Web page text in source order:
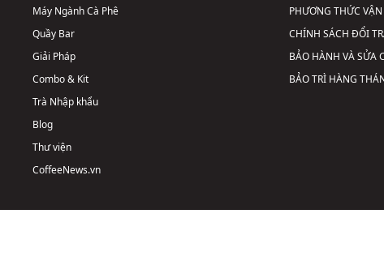
Máy Ngành Cà Phê
Quầy Bar
Giải Pháp
Combo & Kit
Trà Nhập khẩu
Blog
Thư viện
CoffeeNews.vn
PHƯƠNG THỨC
CHÍNH SÁCH ĐỔI
BẢO HÀNH VÀ SỬA
BẢO TRÌ HÀNG